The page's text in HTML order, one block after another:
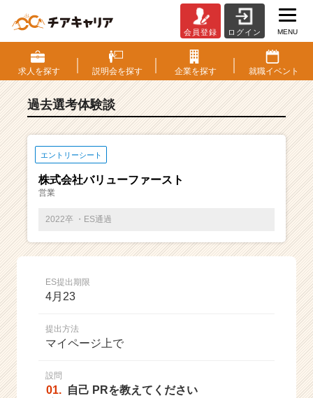
S・
選
考
験
ベ
ー・
成
ス
ト
会員登録 ログイン MENU
求人を探す 説明会を探す 企業を探す 就職イベント
過去選考体験談
エントリーシート
株式会社バリューファースト
営業
2022卒 ・ES通過
ES提出期限
4月23
提出方法
マイページ上で
設問
01. 自己 PRを教えてください